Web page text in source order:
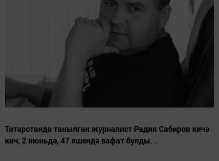
Татарстанда танылган журналист Радик Сабиров кичә
кич, 2 июньдә, 47 яшендә вафат булды. .